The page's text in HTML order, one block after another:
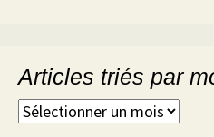
Articles triés par
Articles